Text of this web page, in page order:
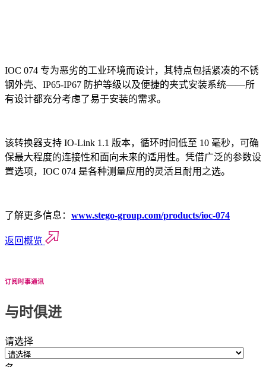
IOC 074 专为恶劣的工业环境而设计，其特点包括紧凑的不锈
钢外壳、IP65-IP67 防护等级以及便捷的夹式安装系统——所
有设计都充分考虑了易于安装的需求。
该转换器支持 IO-Link 1.1 版本，循环时间低至 10 毫秒，可确
保最大程度的连接性和面向未来的适用性。凭借广泛的参数设
置选项，IOC 074 是各种测量应用的灵活且耐用之选。
了解更多信息： www.stego-group.com/products/ioc-074
返回概览
订阅时事通讯
与时俱进
请选择